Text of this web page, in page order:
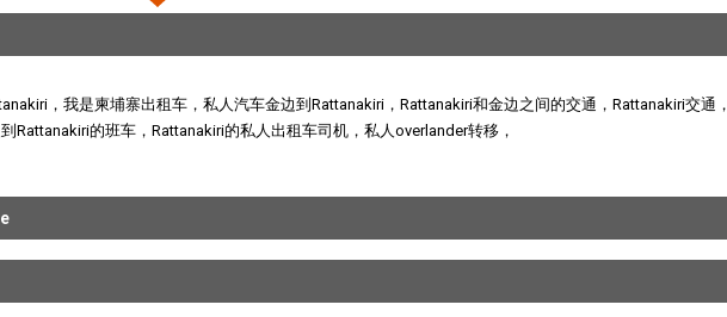
，我是柬埔寨出租车，私人汽车金边到Rattanakiri，Rattanakiri和金边之间的交通，Rattanakiri交通，
Rattanakiri的班车，Rattanakiri的私人出租车司机，私人overlander转移，